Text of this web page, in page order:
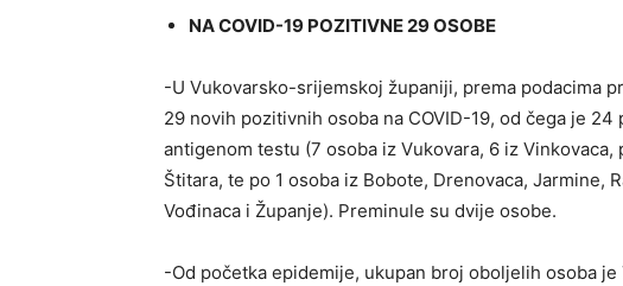
NA COVID-19 POZITIVNE 29 OSOBE
-U Vukovarsko-srijemskoj županiji, prema podacima
29 novih pozitivnih osoba na COVID-19, od čega je
antigenom testu (7 osoba iz Vukovara, 6 iz
Štitara, te po 1 osoba iz Bobote, Drenovaca, Jarmine,
Vođinaca i Županje). Preminule su dvije osobe.
-Od početka epidemije, ukupan broj oboljelih osoba